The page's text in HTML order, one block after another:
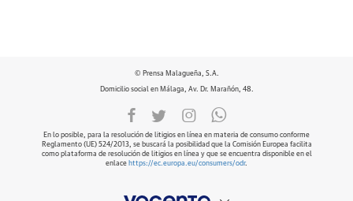
© Prensa Malagueña, S.A.
Domicilio social en Málaga, Av. Dr. Marañón, 48.
En lo posible, para la resolución de litigios en línea en materia de consumo conforme
Reglamento (UE) 524/2013, se buscará la posibilidad que la Comisión Europea facilita
como plataforma de resolución de litigios en línea y que se encuentra disponible en el
enlace https://ec.europa.eu/consumers/odr.